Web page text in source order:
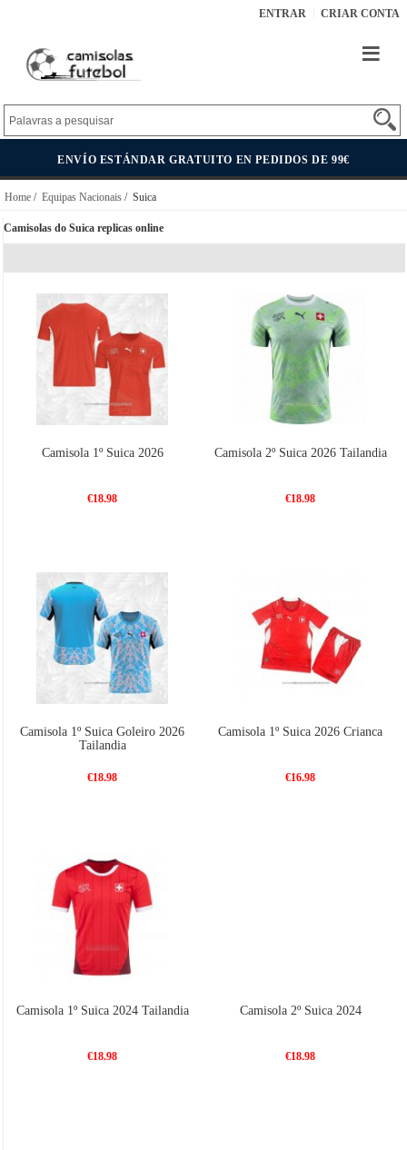
ENTRAR CRIAR CONTA
ENVÍO ESTÁNDAR GRATUITO EN PEDIDOS DE 99€
Home / Equipas Nacionais / Suica
Camisolas do Suica replicas online
Camisola 1º Suica 2026
€18.98
Camisola 2º Suica 2026 Tailandia
€18.98
Camisola 1º Suica Goleiro 2026
Tailandia
€18.98
Camisola 1º Suica 2026 Crianca
€16.98
Camisola 1º Suica 2024 Tailandia
€18.98
Camisola 2º Suica 2024
€18.98